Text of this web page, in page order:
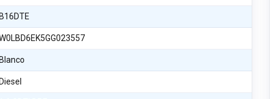
B16DTE
Blanco
Diesel